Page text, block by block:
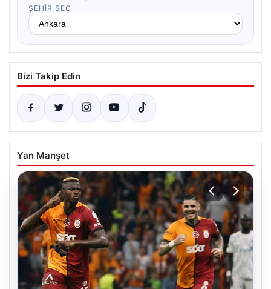
ŞEHIR SEÇ
Bizi Takip Edin
Yan Manşet